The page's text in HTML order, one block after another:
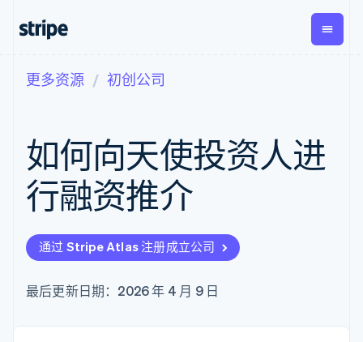
支付
在线支付
Payment links
无代码支付
Checkout
预构建支付界
Elements
灵活的 UI 组件
支持 125 种以
营收
经常性收入
Metronome
按用量计费
Subscriptions
订阅管理
一次性或定期
账单
销售税和增值
Global
Payouts
按企业阶段
按应用场景
加密货币
电子商务
财务自动化
全球化企业
交易市场
文档
库与 SDK
Stripe Apps
接受线上付款
构建平台或交易市场
管理订阅
发行稳定币支持的支付卡
学习
指南
支持
获取支持
托管支持方案
更多资源 初创公司
如何向天使投资人进
行融资推介
通过 Stripe Atlas 注册成立公司
最后更新日期：2026 年 4 月 9 日